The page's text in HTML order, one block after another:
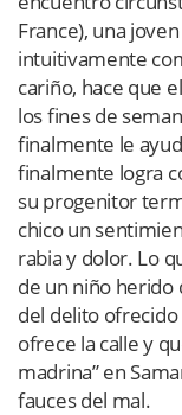
France), una
intuitivamente
cariño, hace que
los fines de
finalmente le
finalmente logra
su progenitor
chico un
rabia y dolor. Lo
de un niño herido
del delito ofrecido
ofrece la calle y
madrina” en
fauces del mal.